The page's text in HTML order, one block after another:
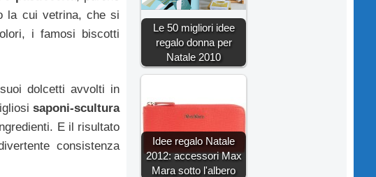
la cui vetrina, che si
i famosi biscotti
dolcetti avvolti in
saponi-scultura
E il risultato
consistenza
Le 50 migliori idee
regalo donna per
Natale 2010
Idee regalo Natale
2012: accessori Max
Mara sotto l'albero